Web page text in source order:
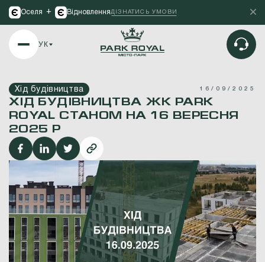
Оселя + Відновлення ДІЗНАТИСЬ УМОВИ
УК
Хід будівництва 16/09/2025
ХІД БУДІВНИЦТВА ЖК PARK
ROYAL СТАНОМ НА 16 ВЕРЕСНЯ
2025 Р